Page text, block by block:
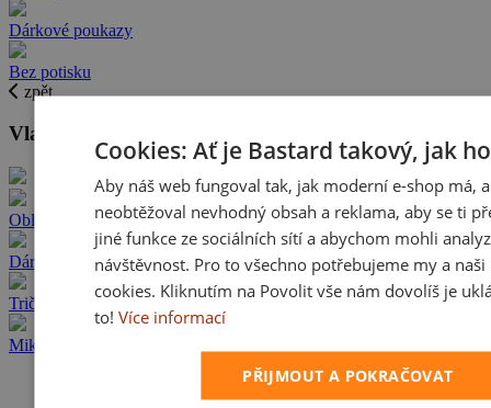
Dárkové poukazy
Bez potisku
zpět
Vlastní potisky do 24 hod.
Oblečení s vlastním potiskem
Dárky s vlastním potiskem
Trička s vlastním potiskem
Mikiny s vlastním potiskem
Cookies: Ať je Bastard takový, jak
Aby náš web fungoval tak, jak moderní e-shop má,
neobtěžoval nevhodný obsah a reklama, aby se ti
jiné funkce ze sociálních sítí a abychom mohli
návštěvnost. Pro to všechno potřebujeme my a
cookies. Kliknutím na Povolit vše nám dovolíš je
to! Více informací
PŘIJMOUT A POKRAČOVAT